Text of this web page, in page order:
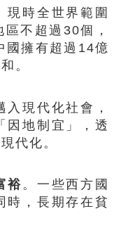
現時全世界範圍
不超過30個，
國擁有超過14億
。
現代化社會，
因地制宜」，透
代化。
裕。一些西方國
時，長期存在貧